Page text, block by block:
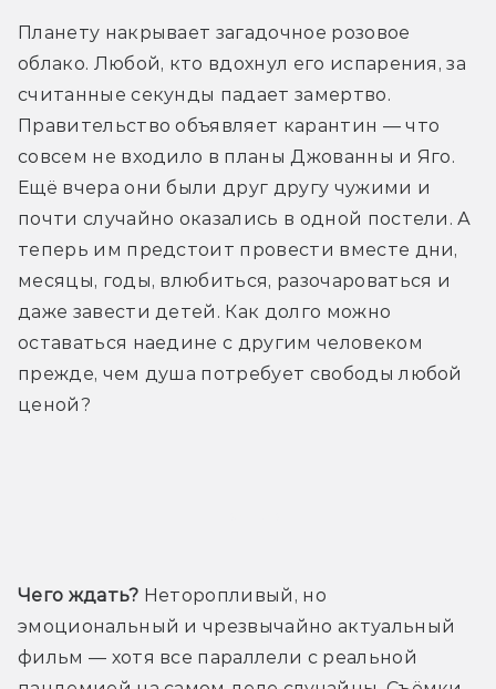
Планету накрывает загадочное розовое
облако. Любой, кто вдохнул его испарения, за
считанные секунды падает замертво.
Правительство объявляет карантин — что
совсем не входило в планы Джованны и Яго.
Ещё вчера они были друг другу чужими и
почти случайно оказались в одной постели. А
теперь им предстоит провести вместе дни,
месяцы, годы, влюбиться, разочароваться и
даже завести детей. Как долго можно
оставаться наедине с другим человеком
прежде, чем душа потребует свободы любой
ценой?
Чего ждать? Неторопливый, но
эмоциональный и чрезвычайно актуальный
фильм — хотя все параллели с реальной